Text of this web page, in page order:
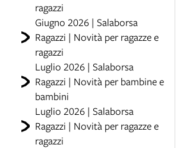
ragazzi
Giugno 2026 | Salaborsa
Ragazzi | Novità per ragazze e
ragazzi
Luglio 2026 | Salaborsa
Ragazzi | Novità per bambine e
bambini
Luglio 2026 | Salaborsa
Ragazzi | Novità per ragazze e
ragazzi